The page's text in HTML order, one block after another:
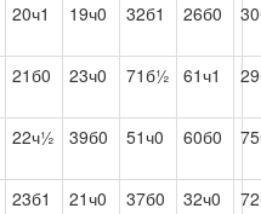
20ч1 19ч0 32б1 26б0
21б0 23ч0 71б½ 61ч1
22ч½ 39б0 51ч0 60б0
23б1 21ч0 37б0 32ч0